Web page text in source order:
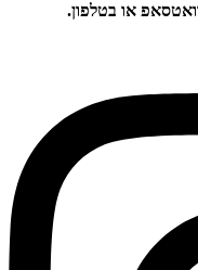
או בטלפון.